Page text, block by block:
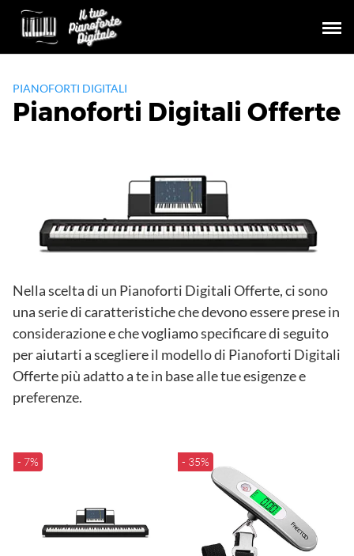
Skip
content
PIANOFORTI DIGITALI
Pianoforti Digitali Offerte
Nella scelta di un Pianoforti Digitali Offerte, ci sono
una serie di caratteristiche che devono essere prese in
considerazione e che vogliamo specificare di seguito
per aiutarti a scegliere il modello di Pianoforti Digitali
Offerte più adatto a te in base alle tue esigenze e
preferenze.
- 7% - 35%